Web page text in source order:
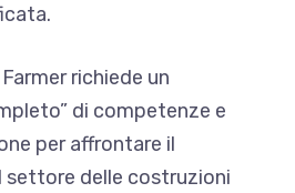
richiede un
di competenze e
per affrontare il
settore delle costruzioni